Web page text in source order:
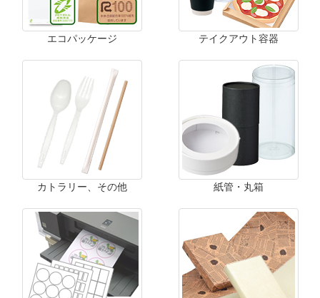
エコパッケージ テイクアウト容器
カトラリー、その他 紙管・丸箱